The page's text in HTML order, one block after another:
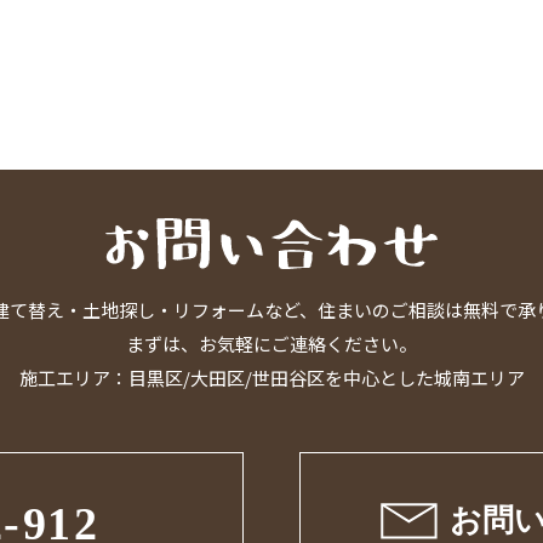
て替え・土地探し・リフォームなど、住まいのご相談は無料で承
まずは、お気軽にご連絡ください。
施工エリア：目黒区/大田区/世田谷区を中心とした城南エリア